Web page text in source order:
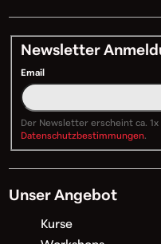
Newsletter
Email
Der Newsletter erscheint ca.
Datenschutzbestimmungen.
Unser Angebot
Kurse